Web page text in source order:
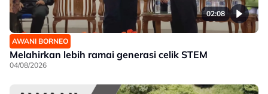
02:08
AWANI BORNEO
Melahirkan lebih ramai generasi celik STEM
04/08/2026